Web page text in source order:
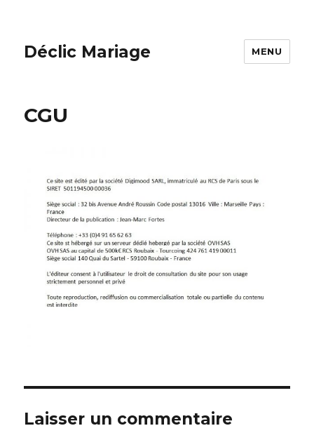
Déclic Mariage MENU
CGU
Laisser un commentaire